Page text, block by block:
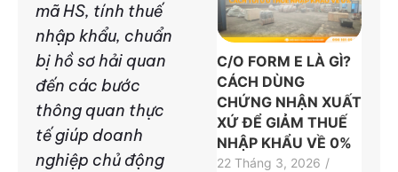
mã HS, tính thuế
nhập khẩu, chuẩn
bị hồ sơ hải quan
đến các bước
thông quan thực
tế giúp doanh
nghiệp chủ động
C/O FORM E LÀ GÌ?
CÁCH DÙNG
CHỨNG NHẬN XUẤT
XỨ ĐỂ GIẢM THUẾ
NHẬP KHẨU VỀ 0%
22 Tháng 3, 2026 /